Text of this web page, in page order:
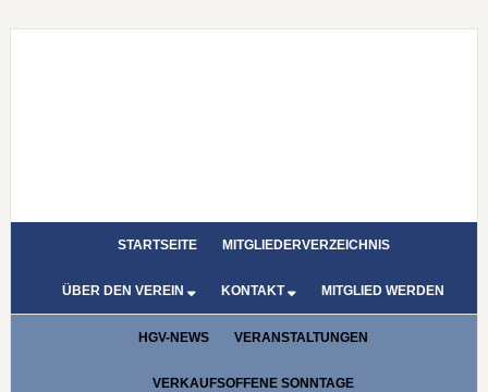
STARTSEITE MITGLIEDERVERZEICHNIS
ÜBER DEN VEREIN KONTAKT MITGLIED WERDEN
HGV-NEWS VERANSTALTUNGEN
VERKAUFSOFFENE SONNTAGE